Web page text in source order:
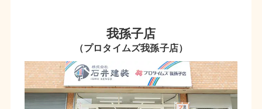
我孫子店
（プロタイムズ我孫子店）